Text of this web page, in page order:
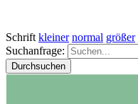
Schrift kleiner normal größer
Suchanfrage:
Durchsuchen